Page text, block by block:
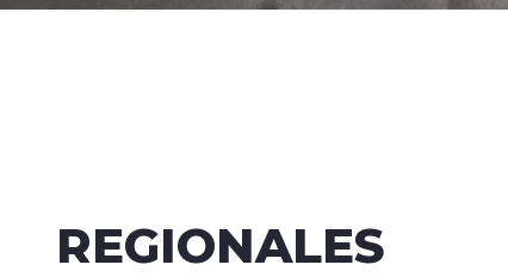
REGIONALES